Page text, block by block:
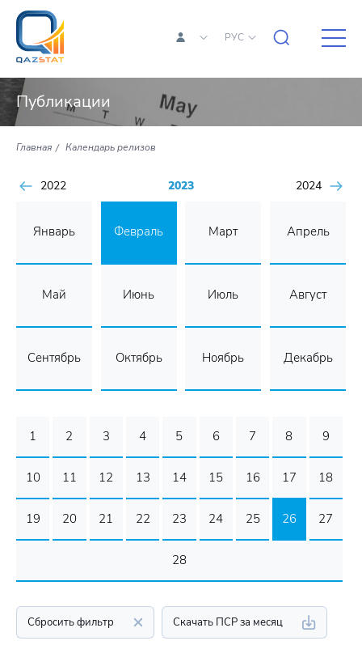
РУС
Публикации
Главная Календарь релизов
2022 2023 2024
Январь Февраль Март Апрель
Май Июнь Июль Август
Сентябрь Октябрь Ноябрь Декабрь
1 2 3 4 5 6 7 8 9
10 11 12 13 14 15 16 17 18
19 20 21 22 23 24 25 26 27
28
Сбросить фильтр Скачать ПСР за месяц